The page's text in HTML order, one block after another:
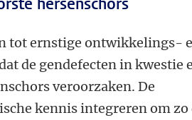
tot ernstige ontwikkelings-
de gendefecten in kwestie
veroorzaken. De
kennis integreren om zo